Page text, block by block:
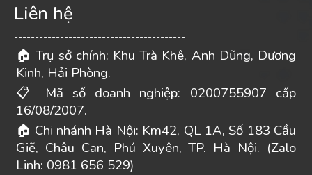
Liên hệ
-----------------------------------------
🏠 Trụ sở chính: Khu Trà Khê, Anh Dũng, Dương
Kinh, Hải Phòng.
📋
Mã số doanh nghiệp: 0200755907 cấp
16/08/2007.
🏠 Chi nhánh Hà Nội: Km42, QL 1A, Số 183 Cầu
Giẽ, Châu Can, Phú Xuyên, TP. Hà Nội. (Zalo
Linh: 0981 656 529)